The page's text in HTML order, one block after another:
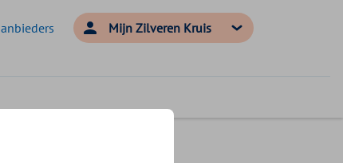
Mijn Zilveren Kruis